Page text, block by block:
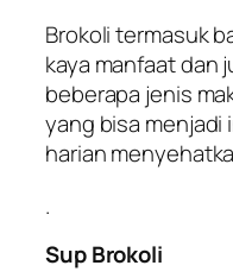
Brokoli termasuk
kaya manfaat dan
beberapa jenis
yang bisa menjadi
harian
.
Sup Brokoli